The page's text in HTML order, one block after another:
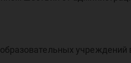
учреждений